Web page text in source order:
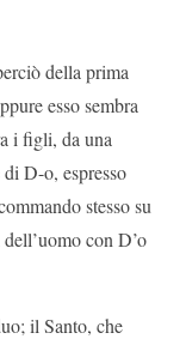
della prima
esso sembra
i figli, da una
D-o, espresso
stesso su
con D’o
il Santo, che